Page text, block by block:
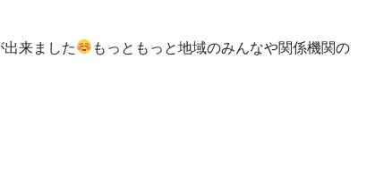
来ました
もっともっと地域のみんなや関係機関の